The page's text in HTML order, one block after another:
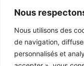
Nous
Nous utilisons des
de navigation,
personnalisés et
Site